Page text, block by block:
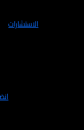
الاستشارات